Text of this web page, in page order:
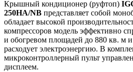
Крышный кондиционер (руфтоп)
250HA/NB представляет собой
обладает высокой
компрессоров модель эффективно
и обогревом площадей до 880 кв. м
расходует электроэнергию. В
микроконтроллерный пульт
дисплеем.